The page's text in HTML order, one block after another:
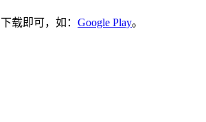
下载即可，如： Google Play。